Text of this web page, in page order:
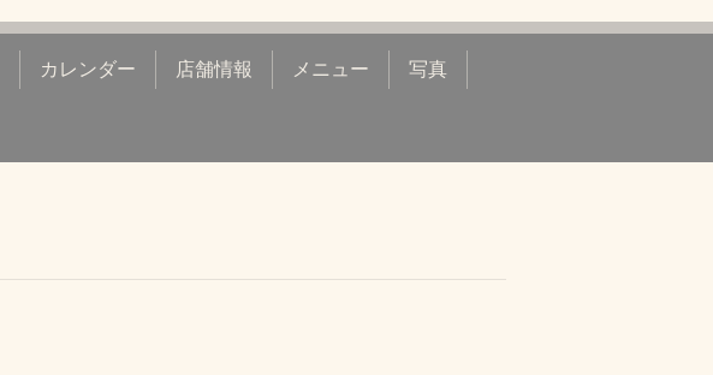
カレンダー 店舗情報 メニュー 写真